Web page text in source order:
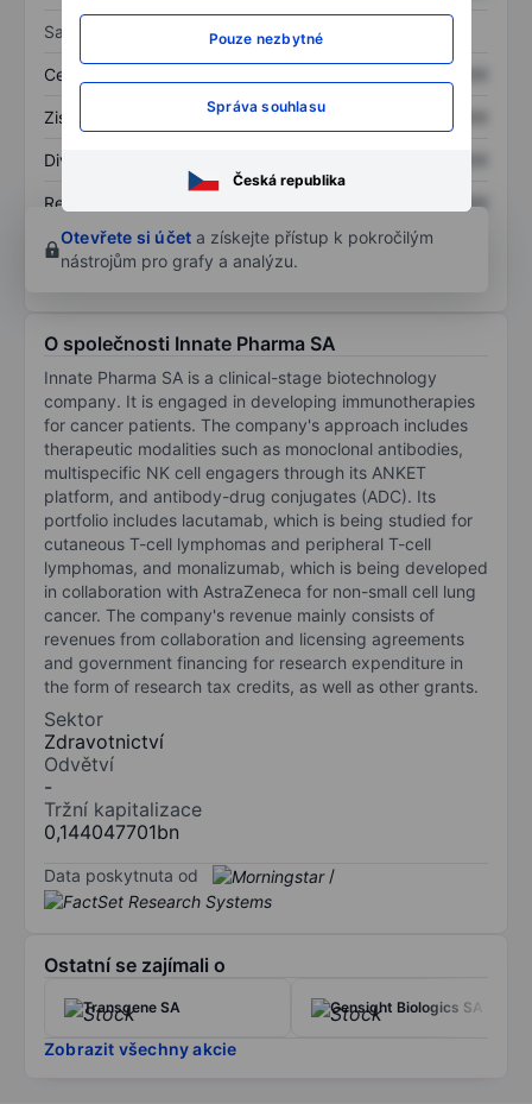
Pouze nezbytné
Správa souhlasu
Česká republika
Sazby
Cena/tržby
Zisk na akcii XXXXXXX
Dividenda na akcii
Rentabilita kapitálu
XXXXXXX
Otevřete si účet a získejte přístup k pokročilým
nástrojům pro grafy a analýzu.
O společnosti Innate Pharma SA
Innate Pharma SA is a clinical-stage biotechnology
company. It is engaged in developing immunotherapies
for cancer patients. The company's approach includes
therapeutic modalities such as monoclonal antibodies,
multispecific NK cell engagers through its ANKET
platform, and antibody-drug conjugates (ADC). Its
portfolio includes lacutamab, which is being studied for
cutaneous T-cell lymphomas and peripheral T-cell
lymphomas, and monalizumab, which is being developed
in collaboration with AstraZeneca for non-small cell lung
cancer. The company's revenue mainly consists of
revenues from collaboration and licensing agreements
and government financing for research expenditure in
the form of research tax credits, as well as other grants.
Sektor
Zdravotnictví
Odvětví
-
Tržní kapitalizace
0,144047701bn
Data poskytnuta od /
Ostatní se zajímali o
Transgene SA Gensight Biologics SA
Zobrazit všechny akcie